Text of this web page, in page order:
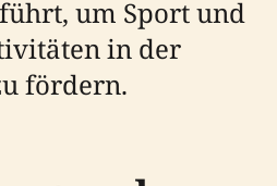
um Sport und
in der
fördern.